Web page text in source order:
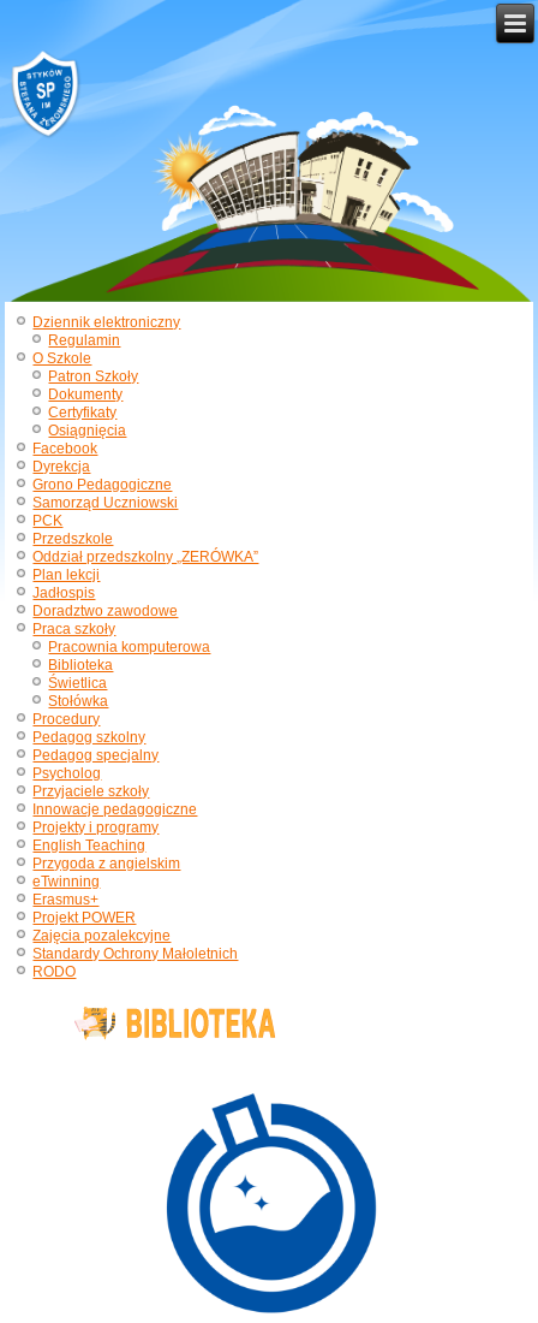
Dziennik elektroniczny
Regulamin
O Szkole
Patron Szkoły
Dokumenty
Certyfikaty
Osiągnięcia
Facebook
Dyrekcja
Grono Pedagogiczne
Samorząd Uczniowski
PCK
Przedszkole
Oddział przedszkolny „ZERÓWKA”
Plan lekcji
Jadłospis
Doradztwo zawodowe
Praca szkoły
Pracownia komputerowa
Biblioteka
Świetlica
Stołówka
Procedury
Pedagog szkolny
Pedagog specjalny
Psycholog
Przyjaciele szkoły
Innowacje pedagogiczne
Projekty i programy
English Teaching
Przygoda z angielskim
eTwinning
Erasmus+
Projekt POWER
Zajęcia pozalekcyjne
Standardy Ochrony Małoletnich
RODO